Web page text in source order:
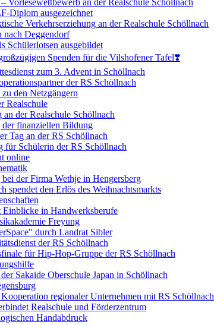
Vorlesewettbewerb an der Realschule Schöllnach
Diplom ausgezeichnet
Verkehrserziehung an der Realschule Schöllnach
nach Deggendorf
Schülerlotsen ausgebildet
Spenden für die Vilshofener Tafel❣️
zum 3. Advent in Schöllnach
der RS Schöllnach
den Netzgängern
Realschule
an der Realschule Schöllnach
der finanziellen Bildung
Tag an der RS Schöllnach
Schülerin der RS Schöllnach
online
der Firma Wethje in Hengersberg
spendet den Erlös des Weihnachtsmarkts
Einblicke in Handwerksberufe
Freyung
durch Landrat Sibler
der RS Schöllnach
für Hip-Hop-Gruppe der RS Schöllnach
Sakaide Oberschule Japan in Schöllnach
regionaler Unternehmen mit RS Schöllnach
Realschule und Förderzentrum
Handabdruck